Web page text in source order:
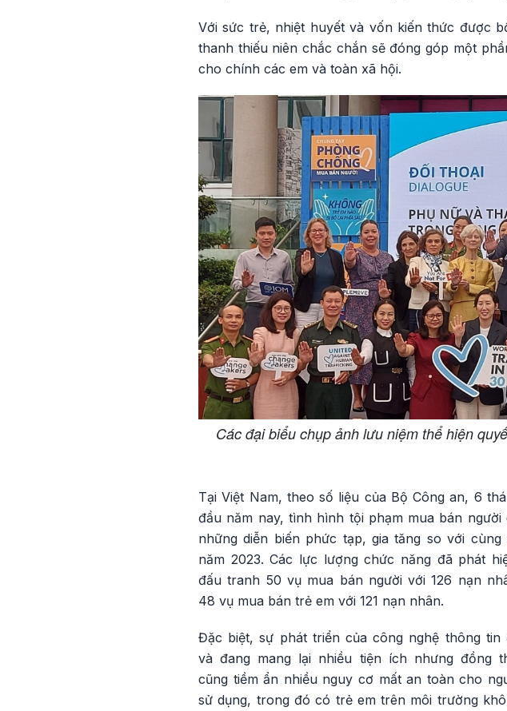
Với sức trẻ, nhiệt huyết và vốn kiến thức được
thanh thiếu niên chắc chắn sẽ đóng góp một
cho chính các em và toàn xã hội.
Các đại biểu chụp ảnh lưu niệm thể hiện
Tại Việt Nam, theo số liệu của Bộ Công an, 6
đầu năm nay, tình hình tội phạm mua bán người
những diễn biến phức tạp, gia tăng so với cùng
năm 2023. Các lực lượng chức năng đã phát
đấu tranh 50 vụ mua bán người với 126 nạn
48 vụ mua bán trẻ em với 121 nạn nhân.
Đặc biệt, sự phát triển của công nghệ thông tin
và đang mang lại nhiều tiện ích nhưng đồng
cũng tiềm ẩn nhiều nguy cơ mất an toàn cho
sử dụng, trong đó có trẻ em trên môi trường